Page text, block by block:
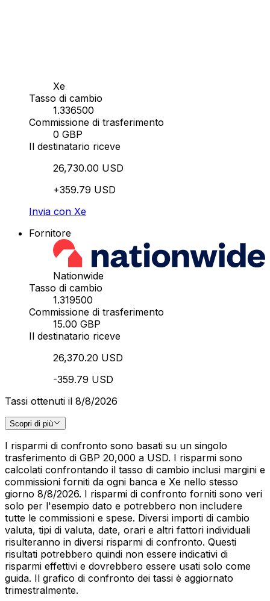
Xe
Tasso di cambio
1.336500
Commissione di trasferimento
0 GBP
Il destinatario riceve
26,730.00 USD
+359.79 USD
Invia con Xe
Fornitore
Nationwide
Tasso di cambio
1.319500
Commissione di trasferimento
15.00 GBP
Il destinatario riceve
26,370.20 USD
-359.79 USD
Tassi ottenuti il 8/8/2026
Scopri di più
I risparmi di confronto sono basati su un singolo
trasferimento di GBP 20,000 a USD. I risparmi sono
calcolati confrontando il tasso di cambio inclusi margini e
commissioni forniti da ogni banca e Xe nello stesso
giorno 8/8/2026. I risparmi di confronto forniti sono veri
solo per l'esempio dato e potrebbero non includere
tutte le commissioni e spese. Diversi importi di cambio
valuta, tipi di valuta, date, orari e altri fattori individuali
risulteranno in diversi risparmi di confronto. Questi
risultati potrebbero quindi non essere indicativi di
risparmi effettivi e dovrebbero essere usati solo come
guida. Il grafico di confronto dei tassi è aggiornato
trimestralmente.